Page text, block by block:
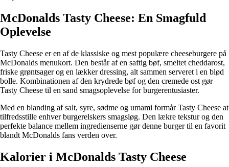
McDonalds Tasty Cheese: En Smagfuld
Oplevelse
Tasty Cheese er en af de klassiske og mest populære cheeseburgere på
McDonalds menukort. Den består af en saftig bøf, smeltet cheddarost,
friske grøntsager og en lækker dressing, alt sammen serveret i en blød
bolle. Kombinationen af den krydrede bøf og den cremede ost gør
Tasty Cheese til en sand smagsoplevelse for burgerentusiaster.
Med en blanding af salt, syre, sødme og umami formår Tasty Cheese at
tilfredsstille enhver burgerelskers smagsløg. Den lækre tekstur og den
perfekte balance mellem ingredienserne gør denne burger til en favorit
blandt McDonalds fans verden over.
Kalorier i McDonalds Tasty Cheese